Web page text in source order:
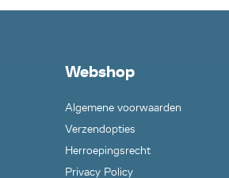
Webshop
Algemene voorwaarden
Verzendopties
Herroepingsrecht
Privacy Policy